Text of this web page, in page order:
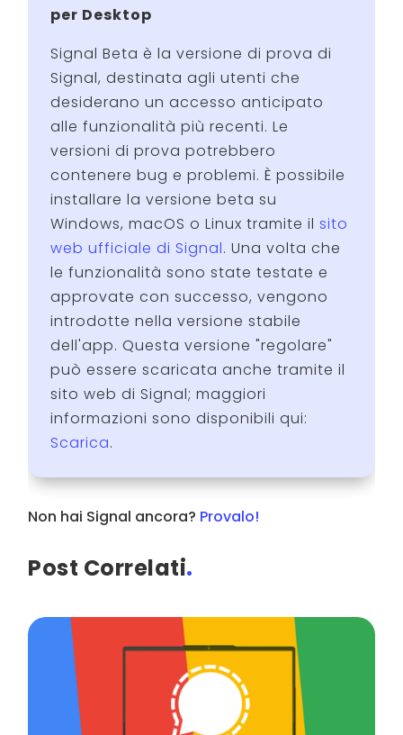
per Desktop
Signal Beta è la versione di prova di
Signal, destinata agli utenti che
desiderano un accesso anticipato
alle funzionalità più recenti. Le
versioni di prova potrebbero
contenere bug e problemi. È possibile
installare la versione beta su
Windows, macOS o Linux tramite ilsito
web ufficiale di Signal. Una volta che
le funzionalità sono state testate e
approvate con successo, vengono
introdotte nella versione stabile
dell'app. Questa versione "regolare"
può essere scaricata anche tramite il
sito web di Signal; maggiori
informazioni sono disponibili qui:
Scarica.
Non hai Signal ancora? Provalo!
Post Correlati.